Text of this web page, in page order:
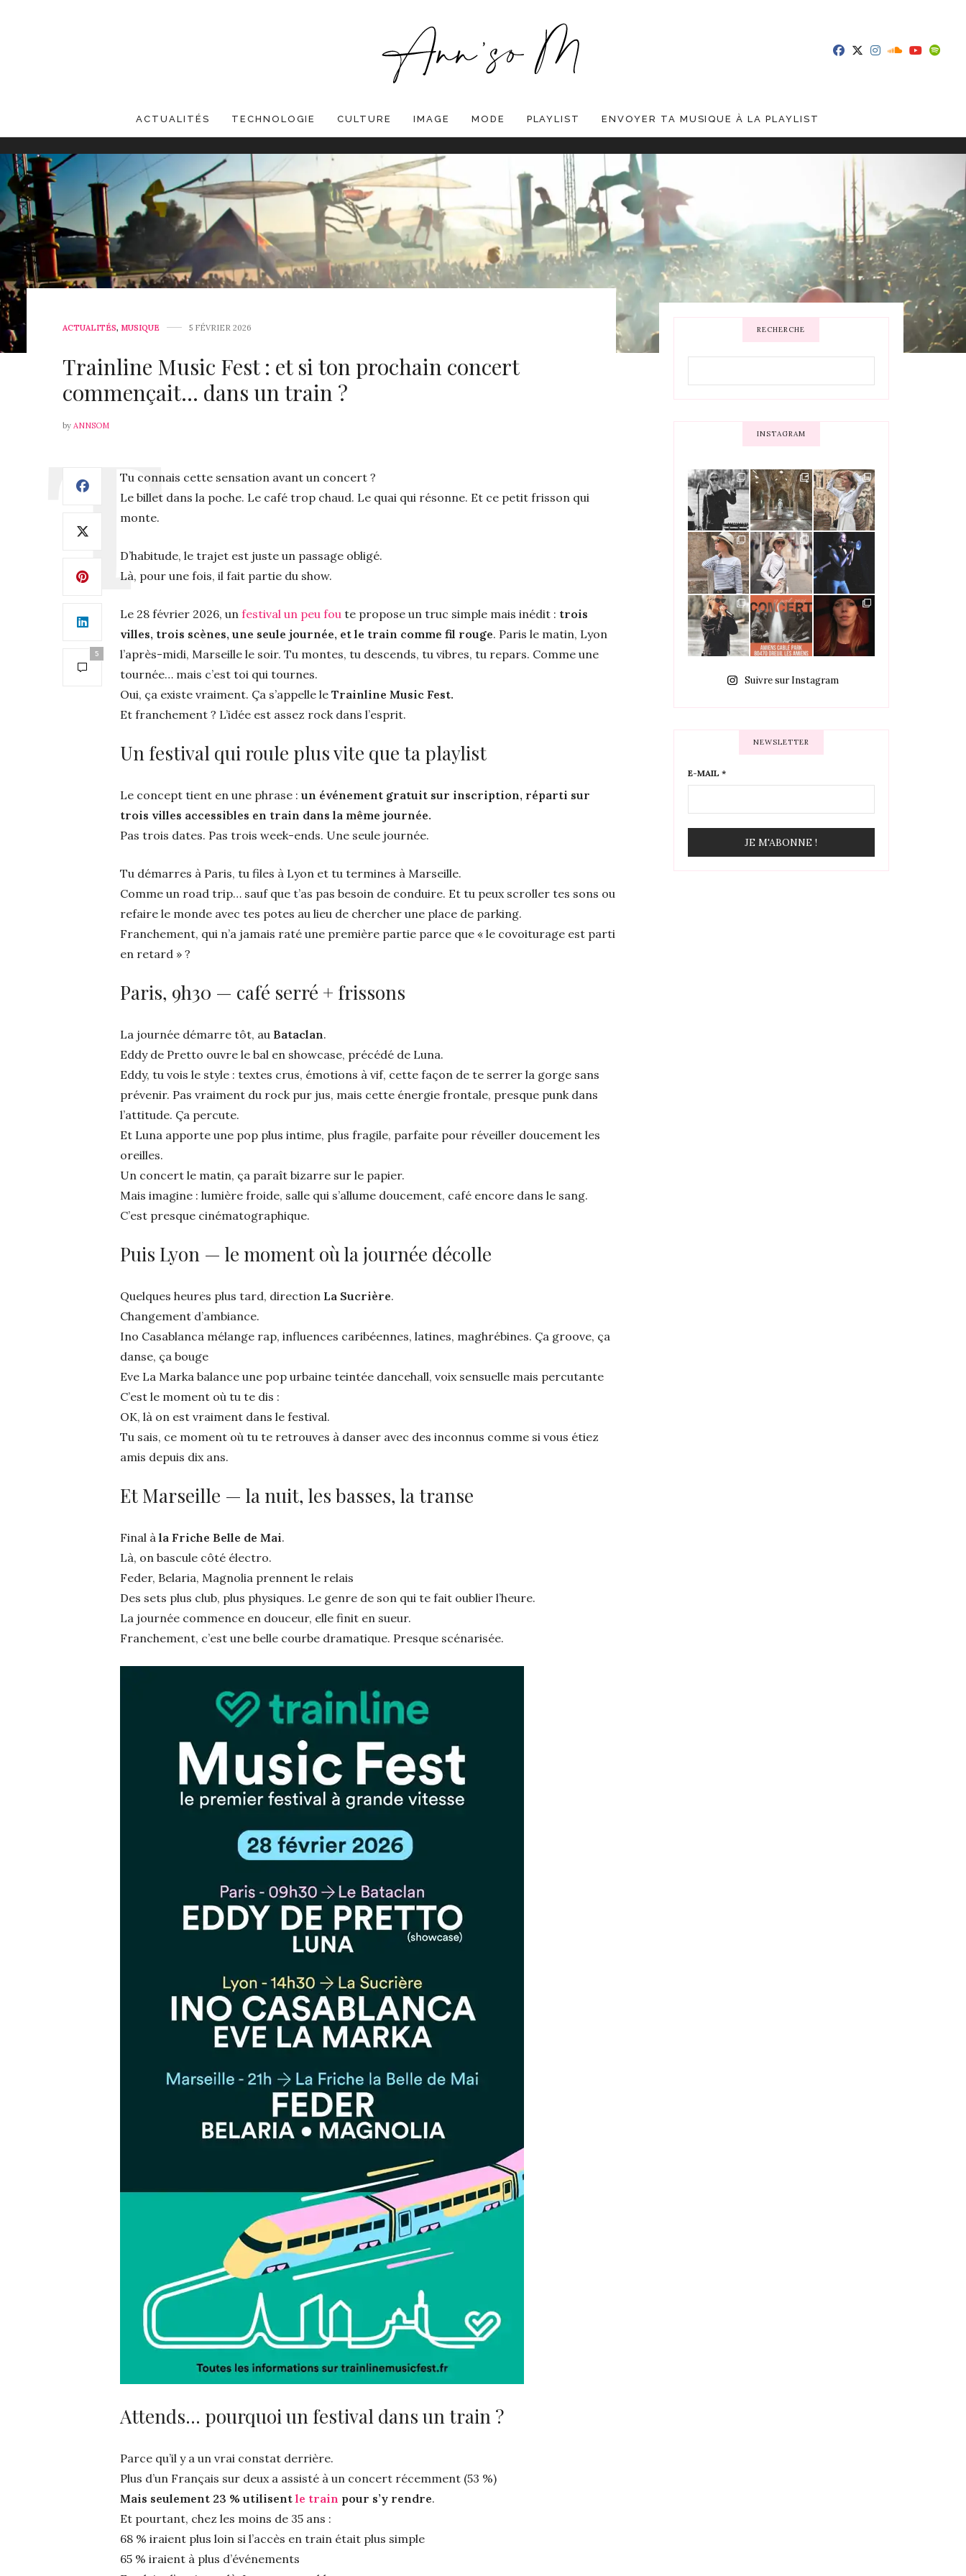
ACTUALITÉS TECHNOLOGIE CULTURE IMAGE MODE PLAYLIST ENVOYER TA MUSIQUE À LA PLAYLIST
ACTUALITÉS, MUSIQUE 5 FÉVRIER 2026
Trainline Music Fest : et si ton prochain concert
commençait… dans un train ?
by ANNSOM
5
Tu connais cette sensation avant un concert ?
Le billet dans la poche. Le café trop chaud. Le quai qui résonne. Et ce petit frisson qui
monte.
D’habitude, le trajet est juste un passage obligé.
Là, pour une fois, il fait partie du show.
Le 28 février 2026, un festival un peu fou te propose un truc simple mais inédit : trois
villes, trois scènes, une seule journée, et le train comme fil rouge. Paris le matin, Lyon
l’après-midi, Marseille le soir. Tu montes, tu descends, tu vibres, tu repars. Comme une
tournée… mais c’est toi qui tournes.
Oui, ça existe vraiment. Ça s’appelle le Trainline Music Fest.
Et franchement ? L’idée est assez rock dans l’esprit.
Un festival qui roule plus vite que ta playlist
Le concept tient en une phrase : un événement gratuit sur inscription, réparti sur
trois villes accessibles en train dans la même journée.
Pas trois dates. Pas trois week-ends. Une seule journée.
Tu démarres à Paris, tu files à Lyon et tu termines à Marseille.
Comme un road trip… sauf que t’as pas besoin de conduire. Et tu peux scroller tes sons ou
refaire le monde avec tes potes au lieu de chercher une place de parking.
Franchement, qui n’a jamais raté une première partie parce que « le covoiturage est parti
en retard » ?
Paris, 9h30 — café serré + frissons
La journée démarre tôt, au Bataclan.
Eddy de Pretto ouvre le bal en showcase, précédé de Luna.
Eddy, tu vois le style : textes crus, émotions à vif, cette façon de te serrer la gorge sans
prévenir. Pas vraiment du rock pur jus, mais cette énergie frontale, presque punk dans
l’attitude. Ça percute.
Et Luna apporte une pop plus intime, plus fragile, parfaite pour réveiller doucement les
oreilles.
Un concert le matin, ça paraît bizarre sur le papier.
Mais imagine : lumière froide, salle qui s’allume doucement, café encore dans le sang.
C’est presque cinématographique.
Puis Lyon — le moment où la journée décolle
Quelques heures plus tard, direction La Sucrière.
Changement d’ambiance.
Ino Casablanca mélange rap, influences caribéennes, latines, maghrébines. Ça groove, ça
danse, ça bouge
Eve La Marka balance une pop urbaine teintée dancehall, voix sensuelle mais percutante
C’est le moment où tu te dis :
OK, là on est vraiment dans le festival.
Tu sais, ce moment où tu te retrouves à danser avec des inconnus comme si vous étiez
amis depuis dix ans.
Et Marseille — la nuit, les basses, la transe
Final à la Friche Belle de Mai.
Là, on bascule côté électro.
Feder, Belaria, Magnolia prennent le relais
Des sets plus club, plus physiques. Le genre de son qui te fait oublier l’heure.
La journée commence en douceur, elle finit en sueur.
Franchement, c’est une belle courbe dramatique. Presque scénarisée.
Attends… pourquoi un festival dans un train ?
Parce qu’il y a un vrai constat derrière.
Plus d’un Français sur deux a assisté à un concert récemment (53 %)
Mais seulement 23 % utilisent le train pour s’y rendre.
Et pourtant, chez les moins de 35 ans :
68 % iraient plus loin si l’accès en train était plus simple
65 % iraient à plus d’événements
RECHERCHE
INSTAGRAM
Suivre sur Instagram
NEWSLETTER
E-MAIL *